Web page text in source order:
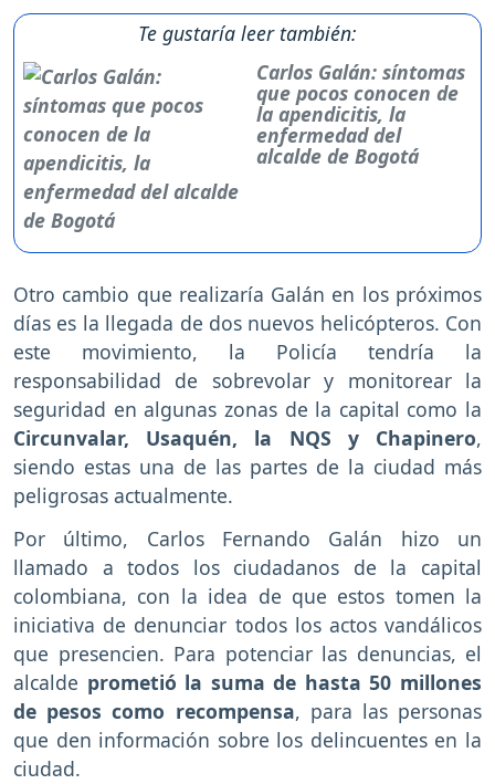
Te gustaría leer también:
Carlos Galán: síntomas
que pocos conocen de
la apendicitis, la
enfermedad del
alcalde de Bogotá
Otro cambio que realizaría Galán en los próximos
días es la llegada de dos nuevos helicópteros. Con
este movimiento, la Policía tendría la
responsabilidad de sobrevolar y monitorear la
seguridad en algunas zonas de la capital como la
Circunvalar, Usaquén, la NQS y Chapinero,
siendo estas una de las partes de la ciudad más
peligrosas actualmente.
Por último, Carlos Fernando Galán hizo un
llamado a todos los ciudadanos de la capital
colombiana, con la idea de que estos tomen la
iniciativa de denunciar todos los actos vandálicos
que presencien. Para potenciar las denuncias, el
alcalde prometió la suma de hasta 50 millones
de pesos como recompensa, para las personas
que den información sobre los delincuentes en la
ciudad.